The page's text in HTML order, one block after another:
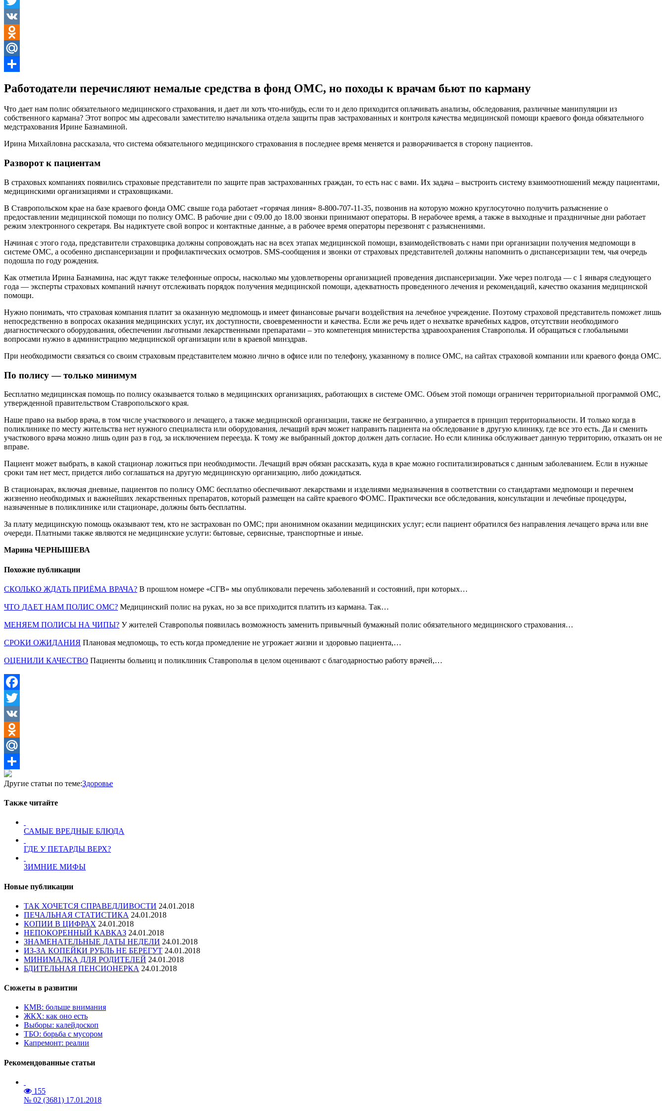
Twitter
VK
Odnoklassniki
Mail.Ru
Работодатели перечисляют немалые средства в фонд ОМС, но походы к врачам бьют по карману
Что дает нам полис обязательного медицинского страхования, и дает ли хоть что-нибудь, если то и дело приходится оплачивать анализы, обследования, различные манипуляции из
собственного кармана? Этот вопрос мы адресовали заместителю начальника отдела защиты прав застрахованных и контроля качества медицинской помощи краевого фонда обязательного
медстрахования Ирине Базнаминой.
Ирина Михайловна рассказала, что система обязательного медицинского страхования в последнее время меняется и разворачивается в сторону пациентов.
Разворот к пациентам
В страховых компаниях появились страховые представители по защите прав застрахованных граждан, то есть нас с вами. Их задача – выстроить систему взаимоотношений между пациентами,
медицинскими организациями и страховщиками.
В Ставропольском крае на базе краевого фонда ОМС свыше года работает «горячая линия» 8-800-707-11-35, позвонив на которую можно круглосуточно получить разъяснение о
предоставлении медицинской помощи по полису ОМС. В рабочие дни с 09.00 до 18.00 звонки принимают операторы. В нерабочее время, а также в выходные и праздничные дни работает
режим электронного секретаря. Вы надиктуете свой вопрос и контактные данные, а в рабочее время операторы перезвонят с разъяснениями.
Начиная с этого года, представители страховщика должны сопровождать нас на всех этапах медицинской помощи, взаимодействовать с нами при организации получения медпомощи в
системе ОМС, а особенно диспансеризации и профилактических осмотров. SMS-сообщения и звонки от страховых представителей должны напомнить о диспансеризации тем, чья очередь
подошла по году рождения.
Как отметила Ирина Базнамина, нас ждут также телефонные опросы, насколько мы удовлетворены организацией проведения диспансеризации. Уже через полгода — с 1 января следующего
года — эксперты страховых компаний начнут отслеживать порядок получения медицинской помощи, адекватность проведенного лечения и рекомендаций, качество оказания медицинской
помощи.
Нужно понимать, что страховая компания платит за оказанную медпомощь и имеет финансовые рычаги воздействия на лечебное учреждение. Поэтому страховой представитель поможет лишь
непосредственно в вопросах оказания медицинских услуг, их доступности, своевременности и качества. Если же речь идет о нехватке врачебных кадров, отсутствии необходимого
диагностического оборудования, обеспечении льготными лекарственными препаратами – это компетенция министерства здравоохранения Ставрополья. И обращаться с глобальными
вопросами нужно в администрацию медицинской организации или в краевой минздрав.
При необходимости связаться со своим страховым представителем можно лично в офисе или по телефону, указанному в полисе ОМС, на сайтах страховой компании или краевого фонда ОМС.
По полису — только минимум
Бесплатно медицинская помощь по полису оказывается только в медицинских организациях, работающих в системе ОМС. Объем этой помощи ограничен территориальной программой ОМС,
утвержденной правительством Ставропольского края.
Наше право на выбор врача, в том числе участкового и лечащего, а также медицинской организации, также не безгранично, а упирается в принцип территориальности. И только когда в
поликлинике по месту жительства нет нужного специалиста или оборудования, лечащий врач может направить пациента на обследование в другую клинику, где все это есть. Да и сменить
участкового врача можно лишь один раз в год, за исключением переезда. К тому же выбранный доктор должен дать согласие. Но если клиника обслуживает данную территорию, отказать он не
вправе.
Пациент может выбрать, в какой стационар ложиться при необходимости. Лечащий врач обязан рассказать, куда в крае можно госпитализироваться с данным заболеванием. Если в нужные
сроки там нет мест, придется либо соглашаться на другую медицинскую организацию, либо дожидаться.
В стационарах, включая дневные, пациентов по полису ОМС бесплатно обеспечивают лекарствами и изделиями медназначения в соответствии со стандартами медпомощи и перечнем
жизненно необходимых и важнейших лекарственных препаратов, который размещен на сайте краевого ФОМС. Практически все обследования, консультации и лечебные процедуры,
назначенные в поликлинике или стационаре, должны быть бесплатны.
За плату медицинскую помощь оказывают тем, кто не застрахован по ОМС; при анонимном оказании медицинских услуг; если пациент обратился без направления лечащего врача или вне
очереди. Платными также являются не медицинские услуги: бытовые, сервисные, транспортные и иные.
Марина ЧЕРНЫШЕВА
Похожие публикации
СКОЛЬКО ЖДАТЬ ПРИЁМА ВРАЧА? В прошлом номере «СГВ» мы опубликовали перечень заболеваний и состояний, при которых…
ЧТО ДАЕТ НАМ ПОЛИС ОМС? Медицинский полис на руках, но за все приходится платить из кармана. Так…
МЕНЯЕМ ПОЛИСЫ НА ЧИПЫ? У жителей Ставрополья появилась возможность заменить привычный бумажный полис обязательного медицинского страхования…
СРОКИ ОЖИДАНИЯ Плановая медпомощь, то есть когда промедление не угрожает жизни и здоровью пациента,…
ОЦЕНИЛИ КАЧЕСТВО Пациенты больниц и поликлиник Ставрополья в целом оценивают с благодарностью работу врачей,…
Facebook
Twitter
VK
Odnoklassniki
Mail.Ru
Отправить
Другие статьи по теме:Здоровье
Также читайте
САМЫЕ ВРЕДНЫЕ БЛЮДА
ГДЕ У ПЕТАРДЫ ВЕРХ?
ЗИМНИЕ МИФЫ
Новые публикации
ТАК ХОЧЕТСЯ СПРАВЕДЛИВОСТИ 24.01.2018
ПЕЧАЛЬНАЯ СТАТИСТИКА 24.01.2018
КОПИИ В ЦИФРАХ 24.01.2018
НЕПОКОРЕННЫЙ КАВКАЗ 24.01.2018
ЗНАМЕНАТЕЛЬНЫЕ ДАТЫ НЕДЕЛИ 24.01.2018
ИЗ-ЗА КОПЕЙКИ РУБЛЬ НЕ БЕРЕГУТ 24.01.2018
МИНИМАЛКА ДЛЯ РОДИТЕЛЕЙ 24.01.2018
БДИТЕЛЬНАЯ ПЕНСИОНЕРКА 24.01.2018
Сюжеты в развитии
КМВ: больше внимания
ЖКХ: как оно есть
Выборы: калейдоскоп
ТБО: борьба с мусором
Капремонт: реалии
Рекомендованные статьи
155
№ 02 (3681) 17.01.2018